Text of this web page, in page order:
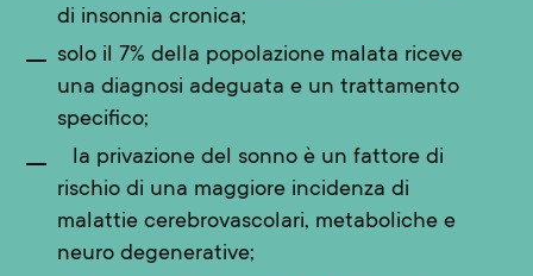
di insonnia cronica;
solo il 7% della popolazione malata riceve
una diagnosi adeguata e un trattamento
specifico;
la privazione del sonno è un fattore di
rischio di una maggiore incidenza di
malattie cerebrovascolari, metaboliche e
neuro degenerative;